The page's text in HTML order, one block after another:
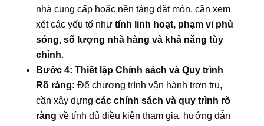
nhà cung cấp hoặc nền tảng đặt món, cần xem
xét các yếu tố như tính linh hoạt, phạm vi phủ
sóng, số lượng nhà hàng và khả năng tùy
chỉnh.
Bước 4: Thiết lập Chính sách và Quy trình
Rõ ràng: Để chương trình vận hành trơn tru,
cần xây dựng các chính sách và quy trình rõ
ràng về tính đủ điều kiện tham gia, hướng dẫn